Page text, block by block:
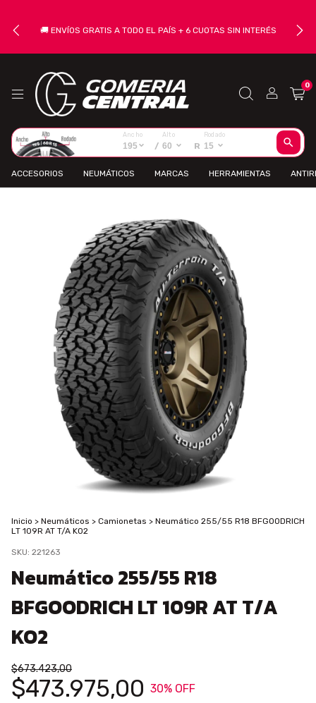
🚚 ENVÍOS GRATIS A TODO EL PAÍS + 6 CUOTAS SIN INTERÉS
Ancho
195 /
Alto
60 R
Rodado
15
0
ACCESORIOS NEUMÁTICOS MARCAS HERRAMIENTAS
Inicio > Neumáticos > Camionetas > Neumático 255/55 R18 BFGOODRICH
LT 109R AT T/A KO2
SKU: 221263
Neumático 255/55 R18
BFGOODRICH LT 109R AT T/A
KO2
$673.423,00
$473.975,00 30% OFF